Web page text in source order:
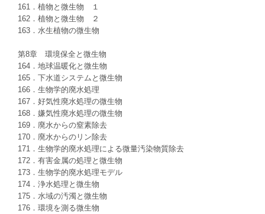
161．植物と微生物 １
162．植物と微生物 ２
163．水生植物の微生物
第8章 環境保全と微生物
164．地球温暖化と微生物
165．下水道システムと微生物
166．生物学的廃水処理
167．好気性廃水処理の微生物
168．嫌気性廃水処理の微生物
169．廃水からの窒素除去
170．廃水からのリン除去
171．生物学的廃水処理による微量汚染物質除去
172．有害金属の処理と微生物
173．生物学的廃水処理モデル
174．浄水処理と微生物
175．水域の汚濁と微生物
176．環境を測る微生物